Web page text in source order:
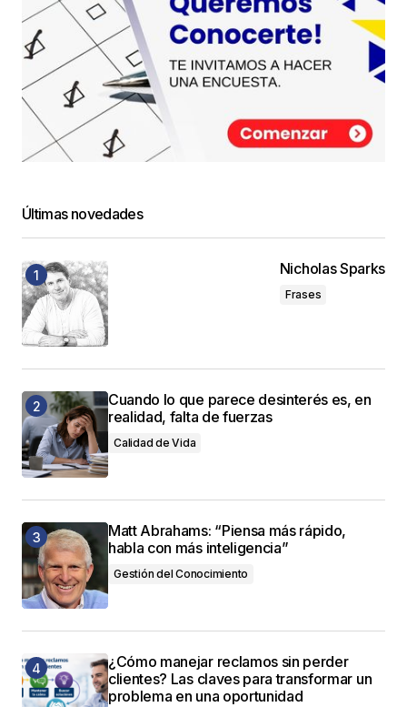
Últimas novedades
Nicholas Sparks
Frases
Cuando lo que parece desinterés es, en
realidad, falta de fuerzas
Calidad de Vida
Matt Abrahams: “Piensa más rápido,
habla con más inteligencia”
Gestión del Conocimiento
¿Cómo manejar reclamos sin perder
clientes? Las claves para transformar un
problema en una oportunidad